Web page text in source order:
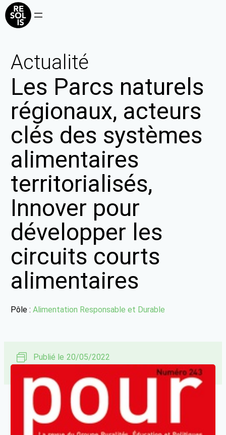
Actualité
Les Parcs naturels
régionaux, acteurs
clés des systèmes
alimentaires
territorialisés,
Innover pour
développer les
circuits courts
alimentaires
Pôle :Alimentation Responsable et Durable
Publié le 20/05/2022